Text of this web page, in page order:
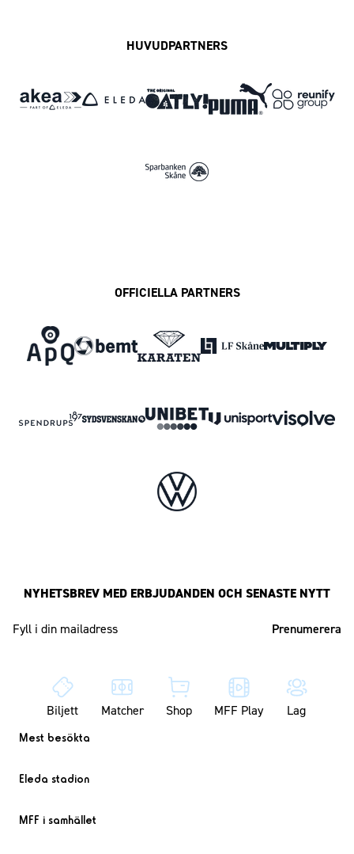
HUVUDPARTNERS
OFFICIELLA PARTNERS
NYHETSBREV MED ERBJUDANDEN OCH SENASTE NYTT
Biljett Matcher Shop MFF Play Lag
Mest besökta
Eleda stadion
MFF i samhället